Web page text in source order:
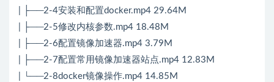
| ├──2-4安装和配置docker.mp4 29.64M
| ├──2-5修改内核参数.mp4 18.48M
| ├──2-6配置镜像加速器.mp4 3.79M
| ├──2-7配置常用镜像加速器站点.mp4 12.83M
| └──2-8docker镜像操作.mp4 14.85M